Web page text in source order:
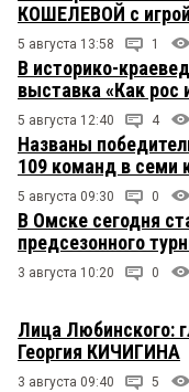
КОШЕЛЕВОЙ с
5 августа 13:58 1
В историко-
выставка «Как рос
5 августа 12:40 4
Названы
109 команд в семи
5 августа 09:30 0
В Омске сегодня
предсезонного
3 августа 10:20 0
Лица Любинского:
Георгия КИЧИГИНА
3 августа 09:40 5